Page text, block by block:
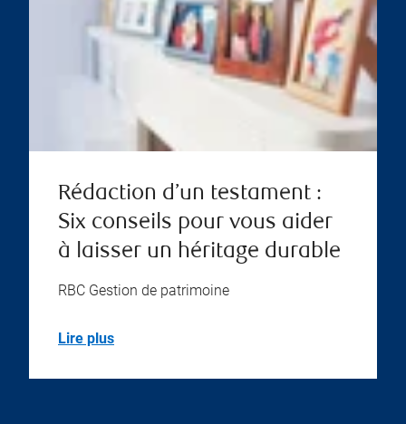
Rédaction d’un testament :
Six conseils pour vous aider
à laisser un héritage durable
RBC Gestion de patrimoine
Lire plus